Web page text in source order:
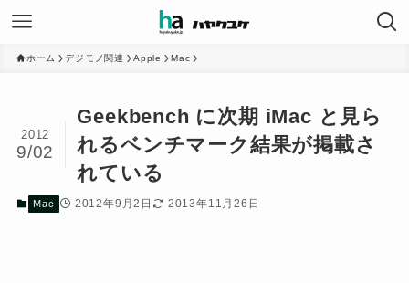
ホーム デジモノ関連 Apple Mac
Geekbench に次期 iMac と見ら
れるベンチマーク結果が掲載さ
れている
2012
9/02
Mac 2012年9月2日 2013年11月26日